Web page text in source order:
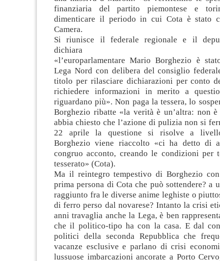
finanziaria del partito piemontese e
dimenticare il periodo in cui Cota è stato
Camera.
Si riunisce il federale regionale e il
dichiara
«l’europarlamentare Mario Borghezio è
Lega Nord con delibera del consiglio
titolo per rilasciare dichiarazioni per conto
richiedere informazioni in merito a
riguardano più». Non paga la tessera, lo
Borghezio ribatte «la verità è un’altra: non
abbia chiesto che l’azione di pulizia non si
22 aprile la questione si risolve a
Borghezio viene riaccolto «ci ha detto di
congruo acconto, creando le condizioni per
tesserato» (Cota).
Ma il reintegro tempestivo di Borghezio
prima persona di Cota che può sottendere? a
raggiunto fra le diverse anime leghiste o
di ferro perso dal novarese? Intanto la crisi
anni travaglia anche la Lega, è ben
che il politico-tipo ha con la casa. E dal
politici della seconda Repubblica che
vacanze esclusive e parlano di crisi
lussuose imbarcazioni ancorate a Porto